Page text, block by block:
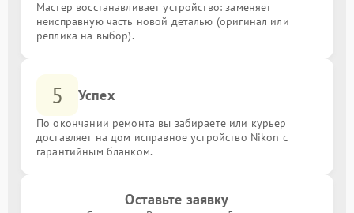
Мастер восстанавливает устройство: заменяет
неисправную часть новой деталью (оригинал или
реплика на выбор).
5 Успех
По окончании ремонта вы забираете или курьер
доставляет на дом исправное устройство Nikon с
гарантийным бланком.
Оставьте заявку